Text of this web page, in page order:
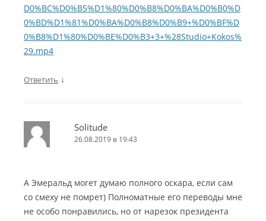
D0%BC%D0%B5%D1%80%D0%B8%D0%BA%D0%B0%D
0%BD%D1%81%D0%BA%D0%B8%D0%B9+%D0%BF%D
0%B8%D1%80%D0%BE%D0%B3+3+%28Studio+Kokos%
29.mp4
Ответить ↓
Solitude
26.08.2019 в 19:43
А Эмеральд могет думаю полного оскара, если сам
со смеху не помрет) Полноматные его переводы мне
не особо понравились, но от нарезок президента